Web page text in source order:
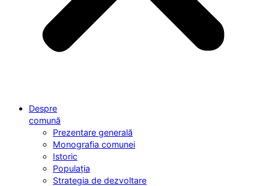
Despre
comună
Prezentare generală
Monografia comunei
Istoric
Populația
Strategia de dezvoltare